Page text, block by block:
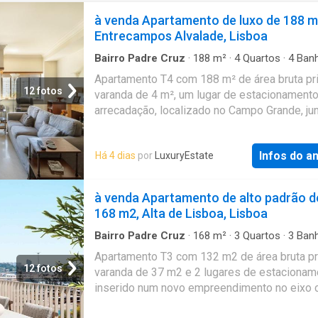
12 fotos
à venda Apartamento de luxo de 188
Entrecampos Alvalade, Lisboa
Bairro Padre Cruz · 188 m² · 4Quartos · 4
Apartamento T4 com 188 m² de área bruta
varanda de 4 m², um lugar de
arrecadação, localizado no Campo Grande,
desenvolve-se de forma funcional, com
entre a zona social e a zona privada. A
se por um hall com acesso à sala comum
sobre os jardins do Campo Grande. A cozinha,
18 m², encontra-se totalmente equipada e
despensa, zona de lavandaria e porta de
área privada é composta por quatro quartos
roupeiros embutidos, dois deles em suite. Os
restantes quartos são apoiados por uma
banho completa, existindo ainda uma casa de
Há 4 dias por LuxuryEstate Infos do
12 fotos
à venda Apartamento de alto padrão
168 m2, Alta de Lisboa, Lisboa
Bairro Padre Cruz · 168 m² · 3 Quartos · 3
Academia
Apartamento T3 com 132 m2 de área bruta
varanda de 37 m2 e 2 lugares de
inserido num novo empreendimento no eixo